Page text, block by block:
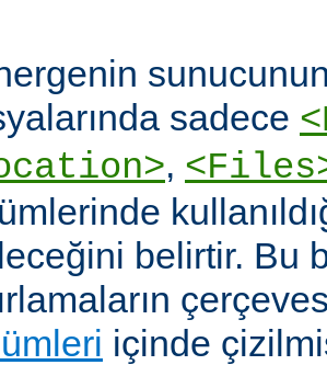
sadece
,
belirtir. Bu
içinde